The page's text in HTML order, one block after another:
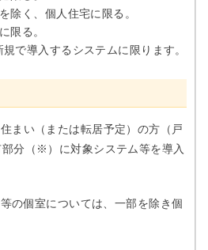
除く、個人住宅に限る。
限る。
で導入するシステムに限ります。
まい（または転居予定）の方（戸
分（※）に対象システム等を導入
の個室については、一部を除き個